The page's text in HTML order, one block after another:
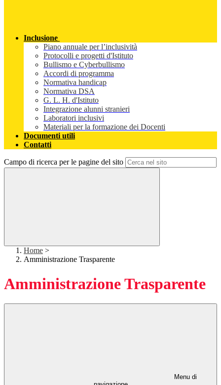
Inclusione
Piano annuale per l’inclusività
Protocolli e progetti d'Istituto
Bullismo e Cyberbullismo
Accordi di programma
Normativa handicap
Normativa DSA
G. L. H. d'Istituto
Integrazione alunni stranieri
Laboratori inclusivi
Materiali per la formazione dei Docenti
Documenti utili
Contatti
Campo di ricerca per le pagine del sito
Home >
Amministrazione Trasparente
Amministrazione Trasparente
Menu di